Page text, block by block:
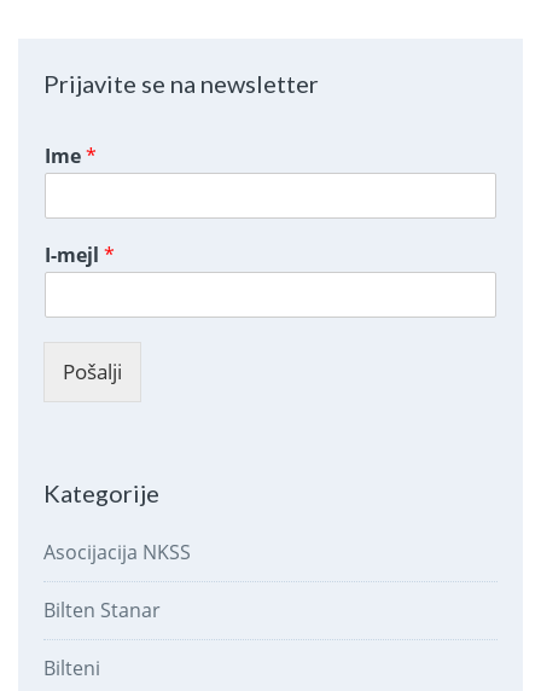
Prijavite se na newsletter
Ime*
I-mejl *
Pošalji
Kategorije
Asocijacija NKSS
Bilten Stanar
Bilteni